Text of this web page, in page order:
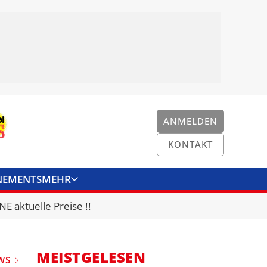
ANMELDEN
KONTAKT
MEHR
KONTAKT
aktuelle Preise !!
MEISTGELESEN